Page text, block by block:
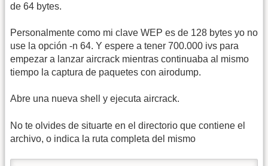
de 64 bytes.
Personalmente como mi clave WEP es de 128 bytes yo no
use la opción -n 64. Y espere a tener 700.000 ivs para
empezar a lanzar aircrack mientras continuaba al mismo
tiempo la captura de paquetes con airodump.
Abre una nueva shell y ejecuta aircrack.
No te olvides de situarte en el directorio que contiene el
archivo, o indica la ruta completa del mismo